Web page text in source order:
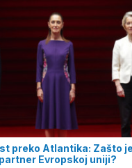
preko Atlantika: Zašto
Evropskoj uniji?